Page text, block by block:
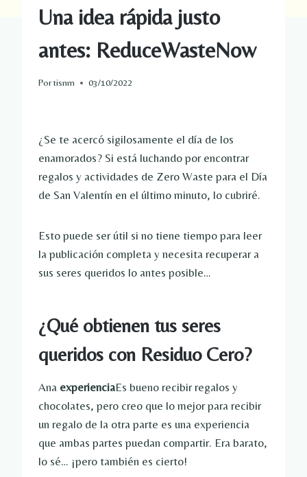
Una idea rápida justo
antes: ReduceWasteNow
Portisnm 03/10/2022
¿Se te acercó sigilosamente el día de los
enamorados? Si está luchando por encontrar
regalos y actividades de Zero Waste para el Día
de San Valentín en el último minuto, lo cubriré.
Esto puede ser útil si no tiene tiempo para leer
la publicación completa y necesita recuperar a
sus seres queridos lo antes posible…
¿Qué obtienen tus seres
queridos con Residuo Cero?
Ana experienciaEs bueno recibir regalos y
chocolates, pero creo que lo mejor para recibir
un regalo de la otra parte es una experiencia
que ambas partes puedan compartir. Era barato,
lo sé… ¡pero también es cierto!